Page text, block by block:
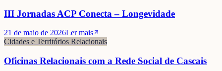
III Jornadas ACP Conecta – Longevidade
21 de maio de 2026Ler mais
Cidades e Territórios Relacionais
Oficinas Relacionais com a Rede Social de Cascais